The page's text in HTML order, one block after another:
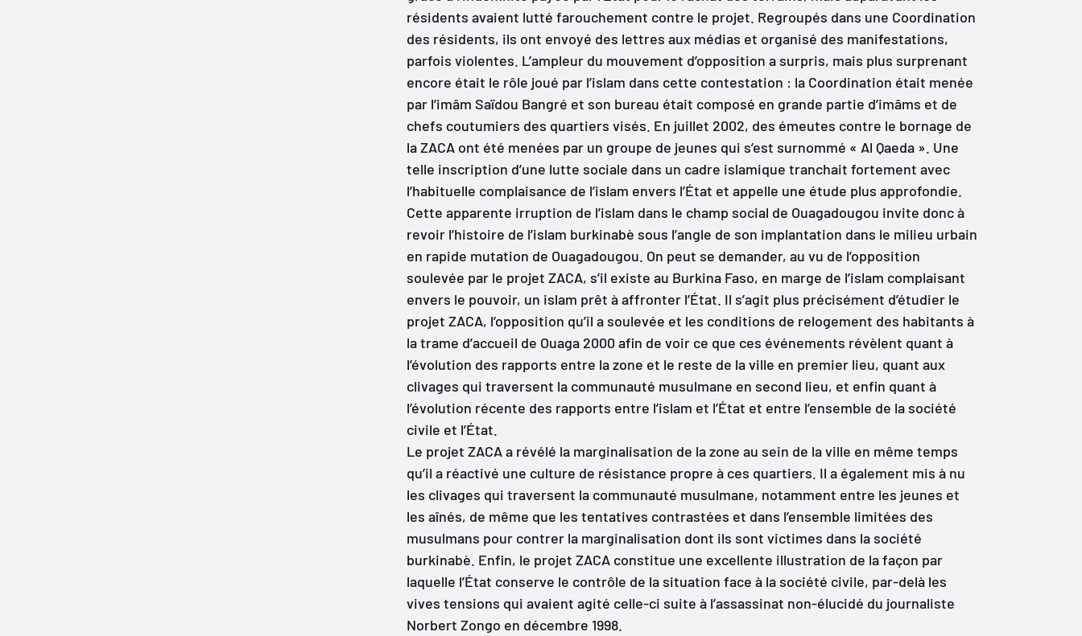
résidents avaient lutté farouchement contre le projet. Regroupés dans une Coordination
des résidents, ils ont envoyé des lettres aux médias et organisé des manifestations,
parfois violentes. L’ampleur du mouvement d’opposition a surpris, mais plus surprenant
encore était le rôle joué par l’islam dans cette contestation : la Coordination était menée
par l’imâm Saïdou Bangré et son bureau était composé en grande partie d’imâms et de
chefs coutumiers des quartiers visés. En juillet 2002, des émeutes contre le bornage de
la ZACA ont été menées par un groupe de jeunes qui s’est surnommé « Al Qaeda ». Une
telle inscription d’une lutte sociale dans un cadre islamique tranchait fortement avec
l’habituelle complaisance de l’islam envers l’État et appelle une étude plus approfondie.
Cette apparente irruption de l’islam dans le champ social de Ouagadougou invite donc à
revoir l’histoire de l’islam burkinabè sous l’angle de son implantation dans le milieu urbain
en rapide mutation de Ouagadougou. On peut se demander, au vu de l’opposition
soulevée par le projet ZACA, s’il existe au Burkina Faso, en marge de l’islam complaisant
envers le pouvoir, un islam prêt à affronter l’État. Il s’agit plus précisément d’étudier le
projet ZACA, l’opposition qu’il a soulevée et les conditions de relogement des habitants à
la trame d’accueil de Ouaga 2000 afin de voir ce que ces événements révèlent quant à
l’évolution des rapports entre la zone et le reste de la ville en premier lieu, quant aux
clivages qui traversent la communauté musulmane en second lieu, et enfin quant à
l’évolution récente des rapports entre l’islam et l’État et entre l’ensemble de la société
civile et l’État.
Le projet ZACA a révélé la marginalisation de la zone au sein de la ville en même temps
qu’il a réactivé une culture de résistance propre à ces quartiers. Il a également mis à nu
les clivages qui traversent la communauté musulmane, notamment entre les jeunes et
les aînés, de même que les tentatives contrastées et dans l’ensemble limitées des
musulmans pour contrer la marginalisation dont ils sont victimes dans la société
burkinabè. Enfin, le projet ZACA constitue une excellente illustration de la façon par
laquelle l’État conserve le contrôle de la situation face à la société civile, par-delà les
vives tensions qui avaient agité celle-ci suite à l’assassinat non-élucidé du journaliste
Norbert Zongo en décembre 1998.